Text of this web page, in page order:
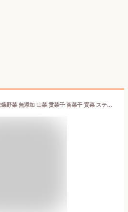
山くらげ乾燥 貢菜干 乾燥野菜 無添加 山菜 贡菜干 苔菜干 貢菜 ステムレタス 中国産 コリコリした食感 干し野菜 脱水蔬菜 火鍋の食材 中華料理食材 下飯菜 農家自製乾貨 (30g)